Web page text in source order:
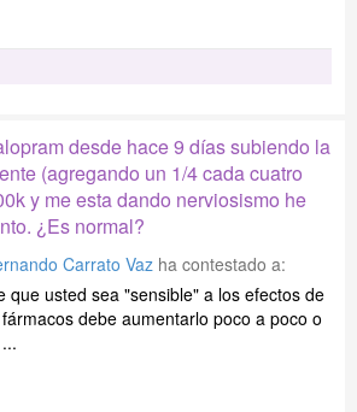
desde hace 9 días subiendo la
(agregando un 1/4 cada cuatro
y me esta dando nerviosismo he
¿Es normal?
Carrato Vaz ha contestado a:
que usted sea "sensible" a los efectos de
debe aumentarlo poco a poco o